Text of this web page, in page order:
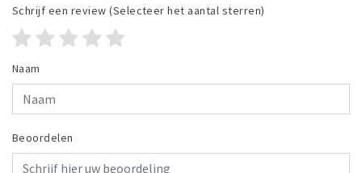
Schrijf een review (Selecteer het aantal sterren)
Naam
Beoordelen